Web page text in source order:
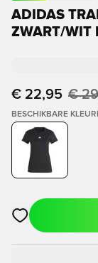
ADIDAS
ZWART/WIT
€ 22,95 €
BESCHIKBARE
Opent een